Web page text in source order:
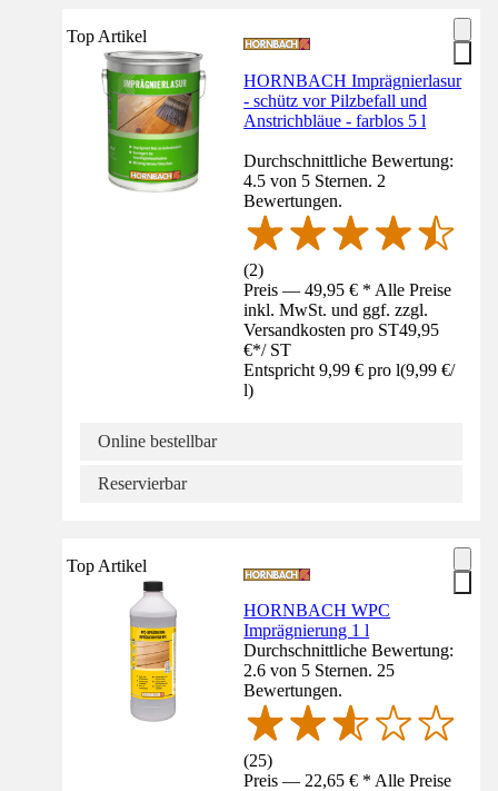
Top Artikel
HORNBACH Imprägnierlasur
- schütz vor Pilzbefall und
Anstrichbläue - farblos 5 l
Durchschnittliche Bewertung:
4.5 von 5 Sternen. 2
Bewertungen.
(2)
Preis — 49,95 € * Alle Preise
inkl. MwSt. und ggf. zzgl.
Versandkosten pro ST49,95
€*/ ST
Entspricht 9,99 € pro l(9,99 €/
l)
Online bestellbar
Reservierbar
Top Artikel
HORNBACH WPC
Imprägnierung 1 l
Durchschnittliche Bewertung:
2.6 von 5 Sternen. 25
Bewertungen.
(25)
Preis — 22,65 € * Alle Preise